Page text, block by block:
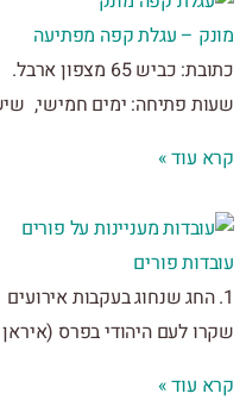
– עגלת קפה מפתיעה
כתובת: כביש 65 מצפון ארבל.
פתיחה: ימים חמישי, שישי,
עוד »
פורים
שנחוג בעקבות אירועים
לעם היהודי בפרס (איראן
עוד »